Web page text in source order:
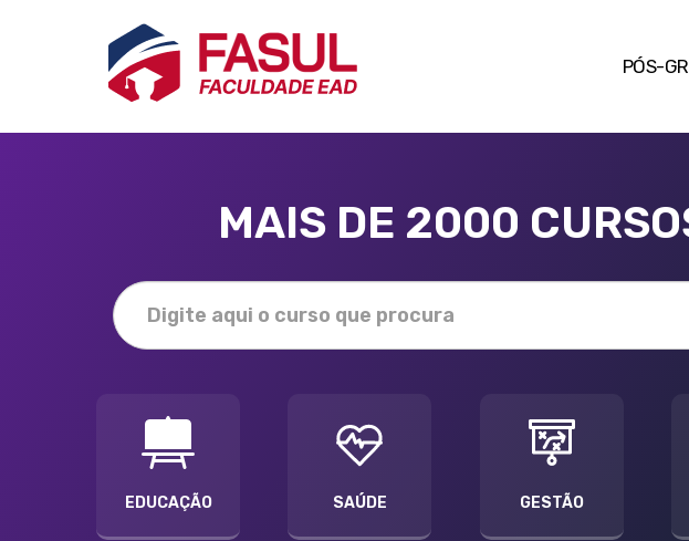
PÓS-
MAIS DE 2000
EDUCAÇÃO SAÚDE GESTÃO